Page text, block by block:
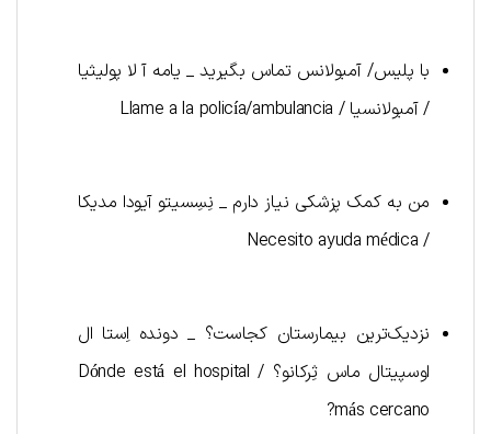
با پلیس/ آمبولانس تماس بگیرید _ یامه آ لا پولیثیا
/ آمبولانسیا / Llame a la policía/ambulancia
من به کمک پزشکی نیاز دارم _ نِسِسیتو آیودا مدیکا
/ Necesito ayuda médica
نزدیک‌ترین بیمارستان کجاست؟ _ دونده اِستا ال
اوسپیتال ماس ثِرکانو؟ / Dónde está el hospital
más cercano?